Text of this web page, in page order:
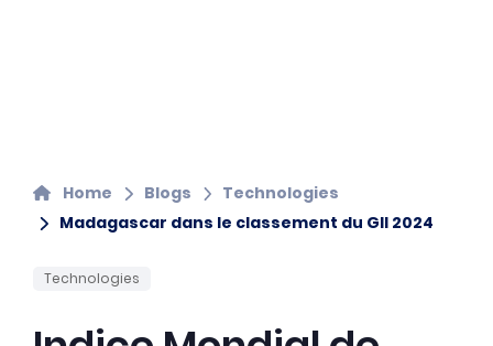
Home Blogs
Technologies
Madagascar dans le classement du GII 2024
Technologies